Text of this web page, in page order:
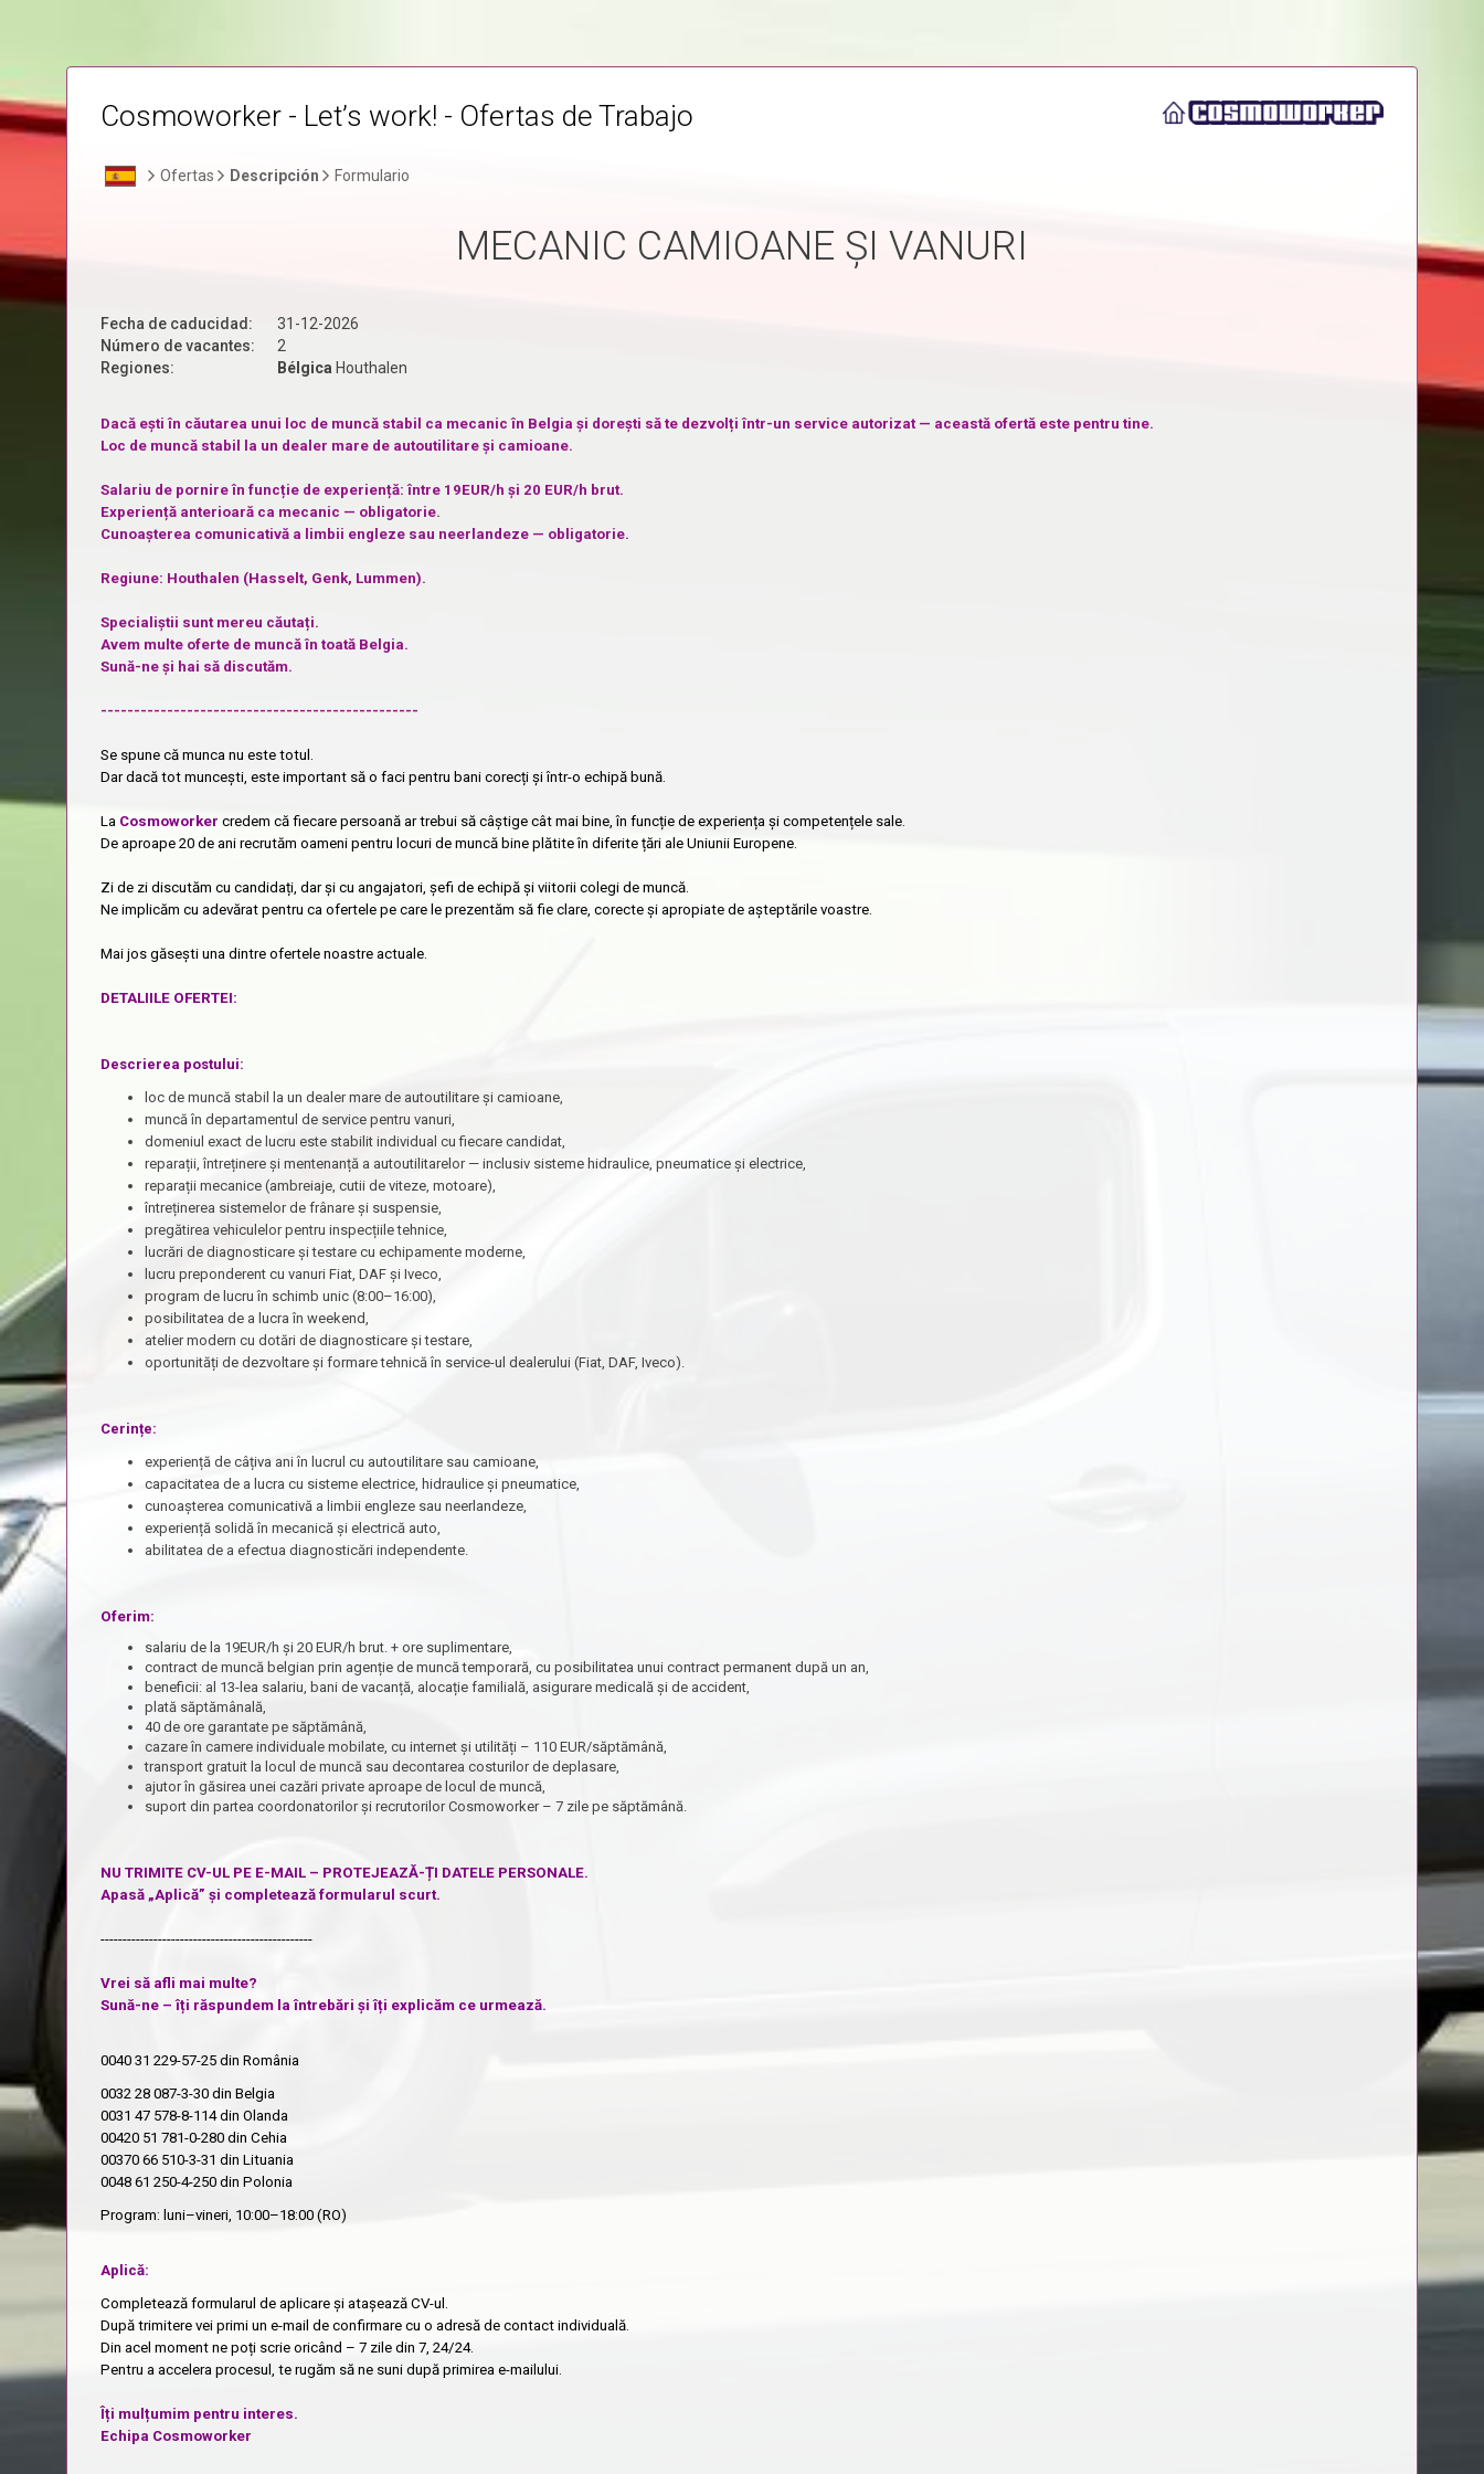
Cosmoworker - Let’s work! - Ofertas de Trabajo
Ofertas Descripción Formulario
MECANIC CAMIOANE ȘI VANURI
Fecha de caducidad:
31-12-2026
Número de vacantes:
2
Regiones:
Bélgica Houthalen
Dacă ești în căutarea unui loc de muncă stabil ca mecanic în Belgia și dorești să te dezvolți într-un service autorizat — această ofertă este pentru tine.
Loc de muncă stabil la un dealer mare de autoutilitare și camioane.
Salariu de pornire în funcție de experiență: între 19EUR/h și 20 EUR/h brut.
Experiență anterioară ca mecanic — obligatorie.
Cunoașterea comunicativă a limbii engleze sau neerlandeze — obligatorie.
Regiune: Houthalen (Hasselt, Genk, Lummen).
Specialiștii sunt mereu căutați.
Avem multe oferte de muncă în toată Belgia.
Sună-ne și hai să discutăm.
------------------------------------------------
Se spune că munca nu este totul.
Dar dacă tot muncești, este important să o faci pentru bani corecți și într-o echipă bună.
La Cosmoworker credem că fiecare persoană ar trebui să câștige cât mai bine, în funcție de experiența și competențele sale.
De aproape 20 de ani recrutăm oameni pentru locuri de muncă bine plătite în diferite țări ale Uniunii Europene.
Zi de zi discutăm cu candidați, dar și cu angajatori, șefi de echipă și viitorii colegi de muncă.
Ne implicăm cu adevărat pentru ca ofertele pe care le prezentăm să fie clare, corecte și apropiate de așteptările voastre.
Mai jos găsești una dintre ofertele noastre actuale.
DETALIILE OFERTEI:
Descrierea postului:
loc de muncă stabil la un dealer mare de autoutilitare și camioane,
muncă în departamentul de service pentru vanuri,
domeniul exact de lucru este stabilit individual cu fiecare candidat,
reparații, întreținere și mentenanță a autoutilitarelor — inclusiv sisteme hidraulice, pneumatice și electrice,
reparații mecanice (ambreiaje, cutii de viteze, motoare),
întreținerea sistemelor de frânare și suspensie,
pregătirea vehiculelor pentru inspecțiile tehnice,
lucrări de diagnosticare și testare cu echipamente moderne,
lucru preponderent cu vanuri Fiat, DAF și Iveco,
program de lucru în schimb unic (8:00–16:00),
posibilitatea de a lucra în weekend,
atelier modern cu dotări de diagnosticare și testare,
oportunități de dezvoltare și formare tehnică în service-ul dealerului (Fiat, DAF, Iveco).
Cerințe:
experiență de câțiva ani în lucrul cu autoutilitare sau camioane,
capacitatea de a lucra cu sisteme electrice, hidraulice și pneumatice,
cunoașterea comunicativă a limbii engleze sau neerlandeze,
experiență solidă în mecanică și electrică auto,
abilitatea de a efectua diagnosticări independente.
Oferim:
salariu de la 19EUR/h și 20 EUR/h brut. + ore suplimentare,
contract de muncă belgian prin agenție de muncă temporară, cu posibilitatea unui contract permanent după un an,
beneficii: al 13-lea salariu, bani de vacanță, alocație familială, asigurare medicală și de accident,
plată săptămânală,
40 de ore garantate pe săptămână,
cazare în camere individuale mobilate, cu internet și utilități – 110 EUR/săptămână,
transport gratuit la locul de muncă sau decontarea costurilor de deplasare,
ajutor în găsirea unei cazări private aproape de locul de muncă,
suport din partea coordonatorilor și recrutorilor Cosmoworker – 7 zile pe săptămână.
NU TRIMITE CV-UL PE E-MAIL – PROTEJEAZĂ-ȚI DATELE PERSONALE.
Apasă „Aplică” și completează formularul scurt.
------------------------------------------------
Vrei să afli mai multe?
Sună-ne – îți răspundem la întrebări și îți explicăm ce urmează.
0040 31 229-57-25 din România
0032 28 087-3-30 din Belgia
0031 47 578-8-114din Olanda
00420 51 781-0-280 din Cehia
00370 66 510-3-31 din Lituania
0048 61 250-4-250 din Polonia
Program: luni–vineri, 10:00–18:00 (RO)
Aplică:
Completează formularul de aplicare și atașează CV-ul.
După trimitere vei primi un e-mail de confirmare cu o adresă de contact individuală.
Din acel moment ne poți scrie oricând – 7 zile din 7, 24/24.
Pentru a accelera procesul, te rugăm să ne suni după primirea e-mailului.
Îți mulțumim pentru interes.
Echipa Cosmoworker